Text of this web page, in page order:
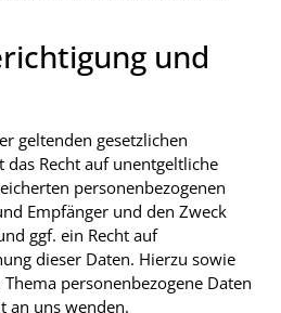
und
geltenden gesetzlichen
Recht auf unentgeltliche
personenbezogenen
Empfänger und den Zweck
ggf. ein Recht auf
dieser Daten. Hierzu sowie
personenbezogene Daten
an uns wenden.